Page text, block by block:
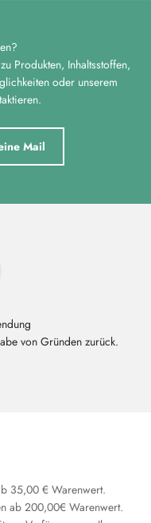
Produkten, Inhaltsstoffen,
oder unserem
Mail
von Gründen zurück.
35,00 € Warenwert.
ab 200,00€ Warenwert.